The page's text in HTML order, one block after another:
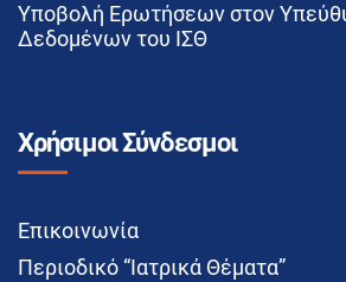
Υποβολή Ερωτήσεων στον
Δεδομένων του ΙΣΘ
Χρήσιμοι Σύνδεσμοι
Επικοινωνία
Περιοδικό “Ιατρικά Θέματα”